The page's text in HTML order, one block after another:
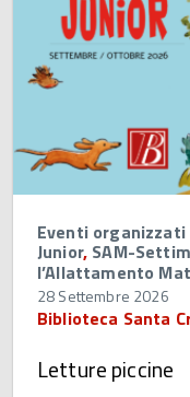
Eventi
Junior, SAM-
l’Allattamento
28 Settembre 2026
Biblioteca Santa
Letture piccine